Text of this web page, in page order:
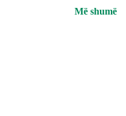
Më shumë